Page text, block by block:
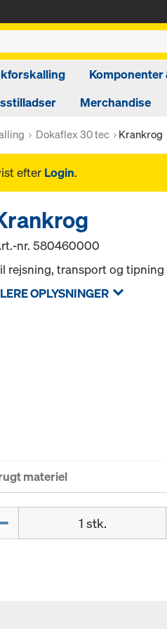
Komponenter
Merchandise
Dokaflex 30 tec Krankrog
efter Login.
nr.580460000
rejsning, transport og
OPLYSNINGER
materiel